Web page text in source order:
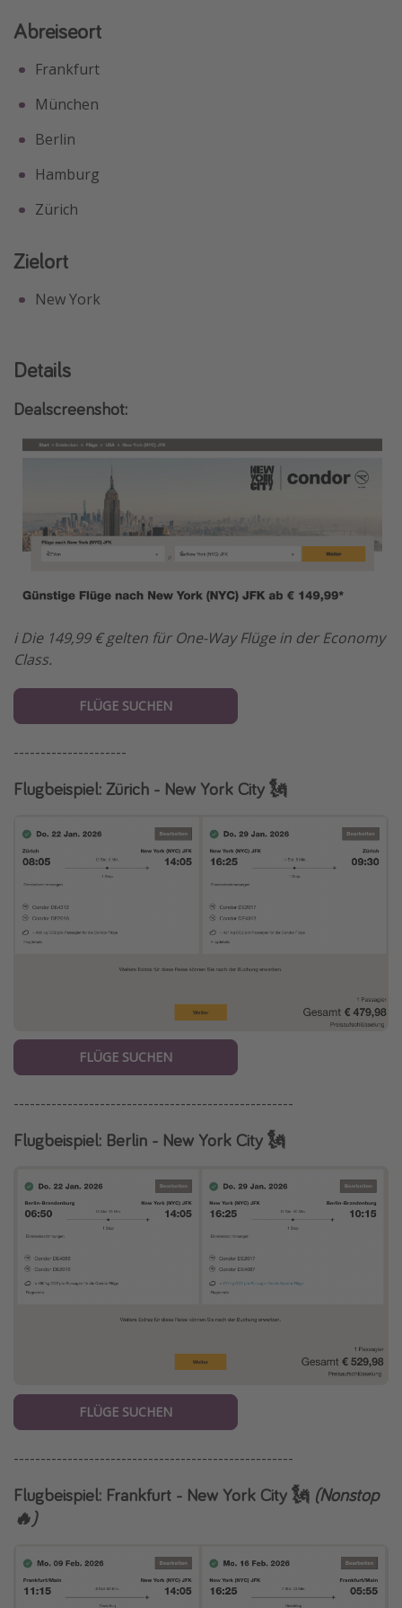
Abreiseort
Frankfurt
München
Berlin
Hamburg
Zürich
Zielort
New York
Details
Dealscreenshot:
ℹ️ Die 149,99 € gelten für One-Way Flüge in der Economy
Class.
FLÜGE SUCHEN
---------------------
Flugbeispiel: Zürich - New York City 🗽
FLÜGE SUCHEN
----------------------------------------------------
Flugbeispiel: Berlin - New York City 🗽
FLÜGE SUCHEN
----------------------------------------------------
Flugbeispiel: Frankfurt - New York City 🗽 (Nonstop
🔥)